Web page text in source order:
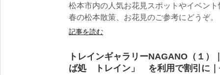
松本市内の人気お花見スポットやイベン
春の松本散策、お花見のご参考にどうぞ
記事を読む
トレインギャラリーNAGANO（１）
ば処 トレイン」 を利用で割引に｜